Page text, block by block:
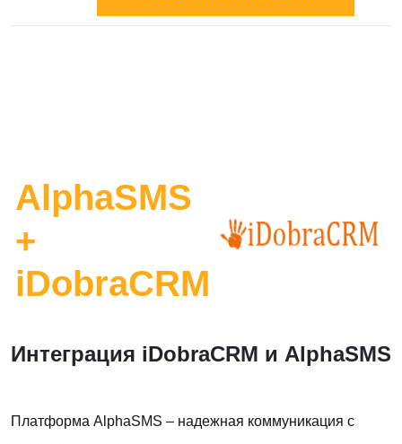
AlphaSMS
+
iDobraCRM
Интеграция iDobraCRM и AlphaSMS
Платформа AlphaSMS – надежная коммуникация с